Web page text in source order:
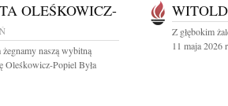
OLEŚKOWICZ-
naszą wybitną
Oleśkowicz-Popiel Była
Z głębokim
11 maja 2026